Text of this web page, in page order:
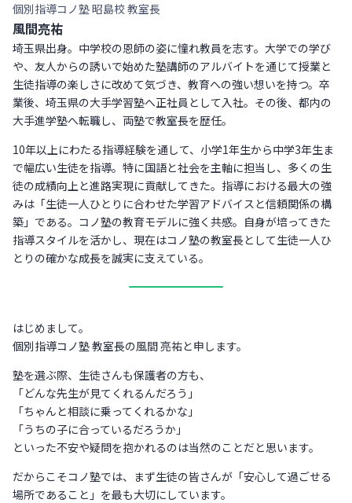
個別指導コノ塾 昭島校 教室長
風間亮祐
埼玉県出身。中学校の恩師の姿に憧れ教員を志す。大学での学び
や、友人からの誘いで始めた塾講師のアルバイトを通じて授業と
生徒指導の楽しさに改めて気づき、教育への強い想いを持つ。卒
業後、埼玉県の大手学習塾へ正社員として入社。その後、都内の
大手進学塾へ転職し、両塾で教室長を歴任。
10年以上にわたる指導経験を通して、小学1年生から中学3年生ま
で幅広い生徒を指導。特に国語と社会を主軸に担当し、多くの生
徒の成績向上と進路実現に貢献してきた。指導における最大の強
みは「生徒一人ひとりに合わせた学習アドバイスと信頼関係の構
築」である。コノ塾の教育モデルに強く共感。自身が培ってきた
指導スタイルを活かし、現在はコノ塾の教室長として生徒一人ひ
とりの確かな成長を誠実に支えている。
はじめまして。
個別指導コノ塾 教室長の風間 亮祐と申します。
塾を選ぶ際、生徒さんも保護者の方も、
「どんな先生が見てくれるんだろう」
「ちゃんと相談に乗ってくれるかな」
「うちの子に合っているだろうか」
といった不安や疑問を抱かれるのは当然のことだと思います。
だからこそコノ塾では、まず生徒の皆さんが「安心して過ごせる
場所であること」を最も大切にしています。